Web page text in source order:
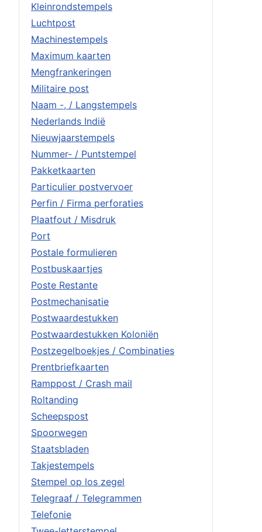
Kleinrondstempels
Luchtpost
Machinestempels
Maximum kaarten
Mengfrankeringen
Militaire post
Naam -, / Langstempels
Nederlands Indië
Nieuwjaarstempels
Nummer- / Puntstempel
Pakketkaarten
Particulier postvervoer
Perfin / Firma perforaties
Plaatfout / Misdruk
Port
Postale formulieren
Postbuskaartjes
Poste Restante
Postmechanisatie
Postwaardestukken
Postwaardestukken Koloniën
Postzegelboekjes / Combinaties
Prentbriefkaarten
Ramppost / Crash mail
Roltanding
Scheepspost
Spoorwegen
Staatsbladen
Takjestempels
Stempel op los zegel
Telegraaf / Telegrammen
Telefonie